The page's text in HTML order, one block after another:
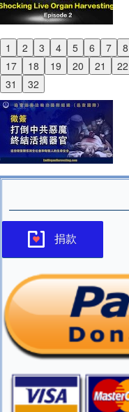
1 2 3 4 5 6 7 8
17
18 19 20 21 22
31
32
Previous
Next
捐款